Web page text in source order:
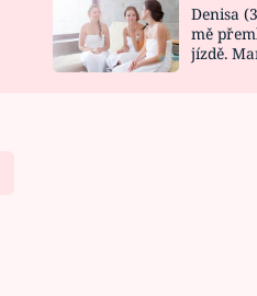
DESIGN
Denisa
mě
jízdě.